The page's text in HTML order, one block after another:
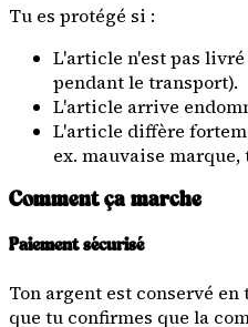
Tu es protégé si :
L'article n'est pas
pendant le transport).
L'article arrive
L'article diffère
ex. mauvaise
Comment ça marche
Paiement sécurisé
Ton argent est conservé
que tu confirmes que la